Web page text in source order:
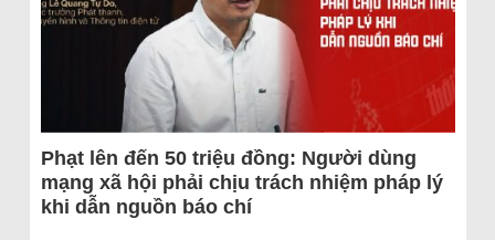
Phạt lên đến 50 triệu đồng: Người dùng
mạng xã hội phải chịu trách nhiệm pháp lý
khi dẫn nguồn báo chí